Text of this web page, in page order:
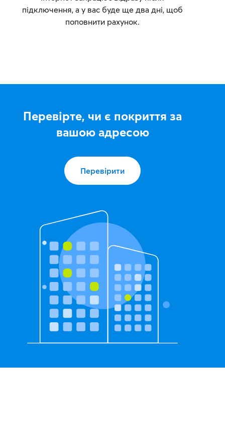
підключення, а у вас буде ще два дні, щоб
поповнити рахунок.
Перевірте, чи є покриття за
вашою адресою
Перевірити